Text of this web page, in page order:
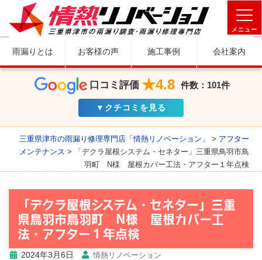
メニュー
雨漏りとは お客様の声 施工事例 会社案内
口コミ評価 ★4.8 件数：101件
▼クチコミを見る
三重県津市の雨漏り修理専門店「情熱リノベーション」 > アフター
メンテナンス >
「デクラ屋根システム・セネター」三重県鳥羽市鳥
羽町 N様 屋根カバー工法・アフター１年点検
「デクラ屋根システム・セネター」三重
県鳥羽市鳥羽町 N様 屋根カバー工
法・アフター１年点検
2024年3月6日 情熱リノベーション